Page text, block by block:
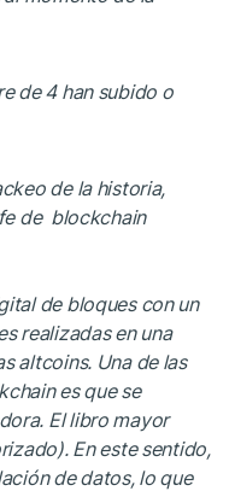
de 4 han subido o
de la historia,
de blockchain
de bloques con un
realizadas en una
altcoins. Una de las
es que se
El libro mayor
En este sentido,
de datos, lo que